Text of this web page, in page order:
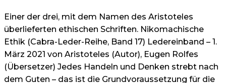
Einer der drei, mit dem Namen des Aristoteles
überlieferten ethischen Schriften. Nikomachische
Ethik (Cabra-Leder-Reihe, Band 17) Ledereinband – 1.
März 2021 von Aristoteles (Autor), Eugen Rolfes
(Übersetzer) Jedes Handeln und Denken strebt nach
dem Guten – das ist die Grundvoraussetzung für die